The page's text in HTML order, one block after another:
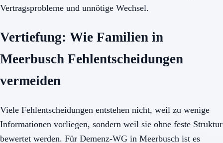
Vertragsprobleme und unnötige Wechsel.
Vertiefung: Wie Familien in
Meerbusch Fehlentscheidungen
vermeiden
Viele Fehlentscheidungen entstehen nicht, weil zu wenige
Informationen vorliegen, sondern weil sie ohne feste Struktur
bewertet werden. Für Demenz-WG in Meerbusch ist es